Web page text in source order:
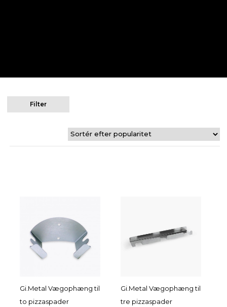
Filter
Gi.Metal Vægophæng til
to pizzaspader
Gi.Metal Vægophæng til
tre pizzaspader